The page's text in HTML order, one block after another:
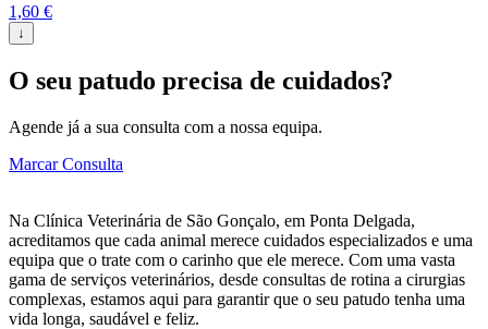
1,60 €
↓
O seu patudo precisa de cuidados?
Agende já a sua consulta com a nossa equipa.
Marcar Consulta
Na Clínica Veterinária de São Gonçalo, em Ponta Delgada,
acreditamos que cada animal merece cuidados especializados e uma
equipa que o trate com o carinho que ele merece. Com uma vasta
gama de serviços veterinários, desde consultas de rotina a cirurgias
complexas, estamos aqui para garantir que o seu patudo tenha uma
vida longa, saudável e feliz.